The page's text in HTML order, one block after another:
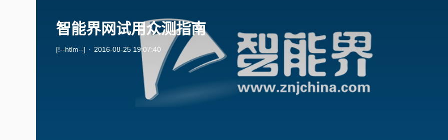
智能界网试用众测指南
[!--htlm--] · 2016-08-25 19:07:40